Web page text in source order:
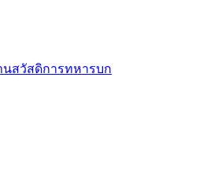
นสวัสดิการทหารบก